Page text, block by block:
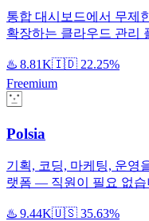
통합 대시보드에서 무제
확장하는 클라우드 관리
♨️ 8.81K🇮🇩 22.25%
Freemium
Polsia
기획, 코딩, 마케팅, 운영
랫폼 — 직원이 필요 없습
♨️ 9.44K🇺🇸 35.63%